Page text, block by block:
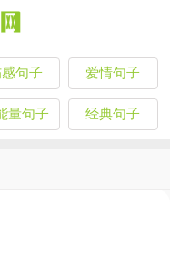
句子 爱情句子
量句子 经典句子